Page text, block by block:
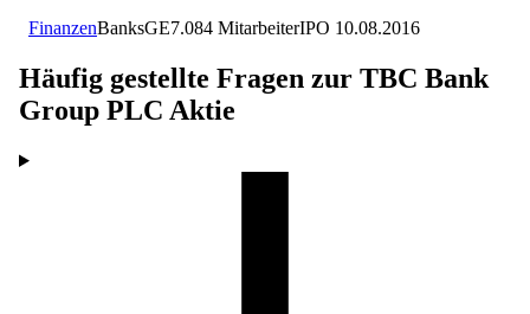
FinanzenBanksGE7.084 MitarbeiterIPO 10.08.2016
Häufig gestellte Fragen zur TBC Bank
Group PLC Aktie